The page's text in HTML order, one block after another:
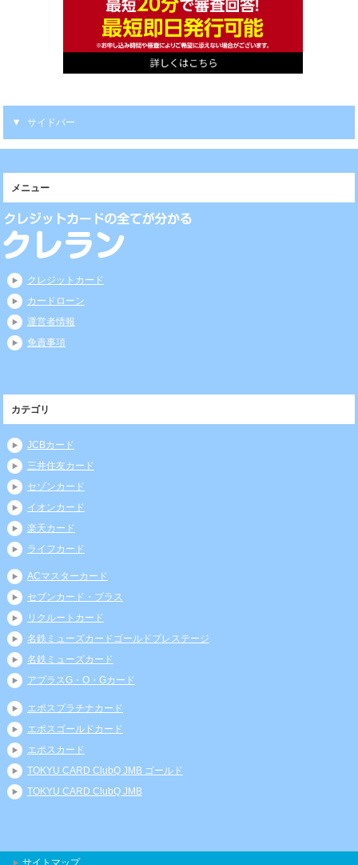
サイドバー
メニュー
クレジットカード
カードローン
運営者情報
免責事項
カテゴリ
JCBカード
三井住友カード
セゾンカード
イオンカード
楽天カード
ライフカード
ACマスターカード
セブンカード・プラス
リクルートカード
名鉄ミューズカードゴールドプレステージ
名鉄ミューズカード
アプラスG・O・Gカード
エポスプラチナカード
エポスゴールドカード
エポスカード
TOKYU CARD ClubQ JMB ゴールド
TOKYU CARD ClubQ JMB